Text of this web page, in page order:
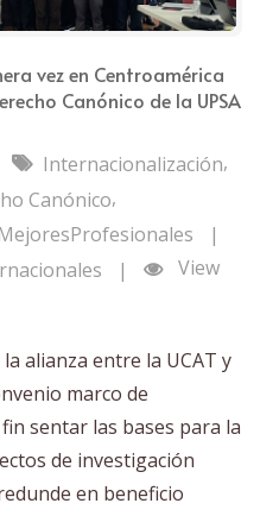
vez en Centroamérica
Canónico de la UPSA
Internacionalización,
Canónico,
|
|
View
alianza entre la UCAT y
marco de
sentar las bases para la
de investigación
en beneficio